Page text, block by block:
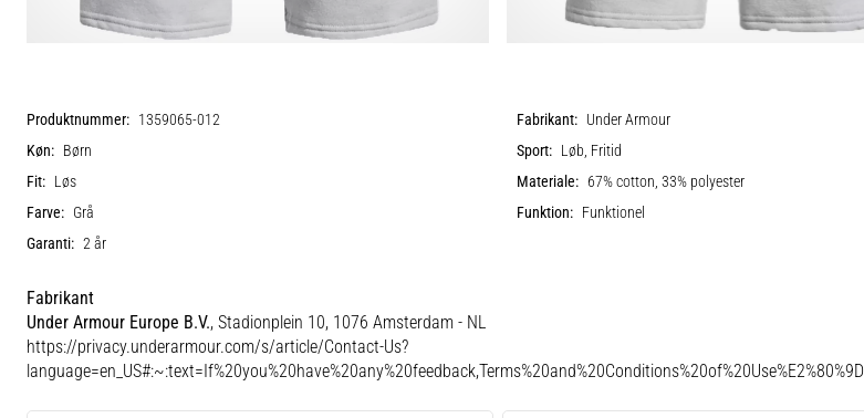
Produktnummer: 1359065-012 Fabrikant: Under Armour
Køn: Børn Sport: Løb, Fritid
Fit: Løs Materiale: 67% cotton, 33% polyester
Farve: Grå Funktion: Funktionel
Garanti: 2 år
Fabrikant
Under Armour Europe B.V., Stadionplein 10, 1076 Amsterdam - NL
https://privacy.underarmour.com/s/article/Contact-Us?
language=en_US#:~:text=If%20you%20have%20any%20feedback,Terms%20and%20Conditions%20of%20Use%E2%80%9D